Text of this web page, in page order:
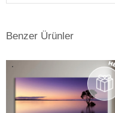
Benzer Ürünler